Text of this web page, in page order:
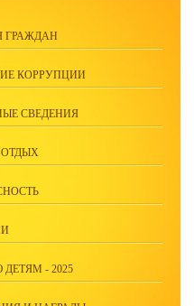
ГРАЖДАН
КОРРУПЦИИ
СВЕДЕНИЯ
- 2025